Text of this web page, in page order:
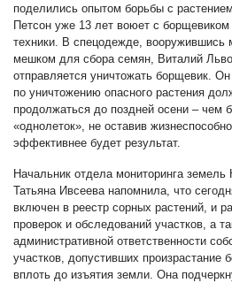
поделились опытом борьбы с
Петсон уже 13 лет воюет с
техники. В спецодежде, вооружившись
мешком для сбора семян, Виталий
отправляется уничтожать борщевик.
по уничтожению опасного растения
продолжаться до поздней осени – чем
«однолеток», не оставив
эффективнее будет результат.
Начальник отдела мониторинга земель
Татьяна Ивсеева напомнила, что
включен в реестр сорных растений, и
проверок и обследований участков, а
административной ответственности
участков, допустивших произрастание
вплоть до изъятия земли. Она